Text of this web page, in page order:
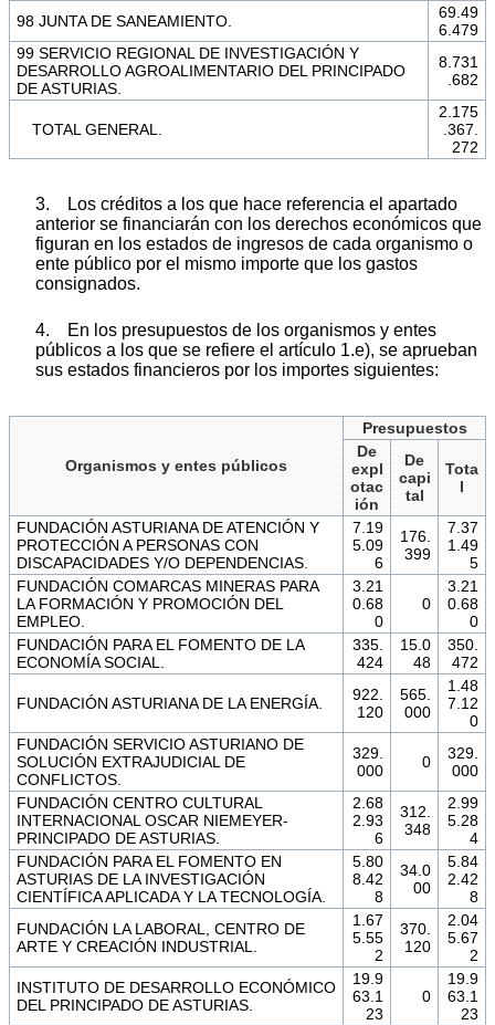
98 JUNTA DE SANEAMIENTO.
69.49
6.479
99 SERVICIO REGIONAL DE INVESTIGACIÓN Y
DESARROLLO AGROALIMENTARIO DEL PRINCIPADO
DE ASTURIAS.
8.731
.682
TOTAL GENERAL.
2.175
.367.
272
3. Los créditos a los que hace referencia el apartado
anterior se financiarán con los derechos económicos que
figuran en los estados de ingresos de cada organismo o
ente público por el mismo importe que los gastos
consignados.
4. En los presupuestos de los organismos y entes
públicos a los que se refiere el artículo 1.e), se aprueban
sus estados financieros por los importes siguientes:
Organismos y entes públicos
Presupuestos
De
expl
otac
ión
De
capi
tal
Tota
l
FUNDACIÓN ASTURIANA DE ATENCIÓN Y
PROTECCIÓN A PERSONAS CON
DISCAPACIDADES Y/O DEPENDENCIAS.
7.19
5.09
6
176.
399
7.37
1.49
5
FUNDACIÓN COMARCAS MINERAS PARA
LA FORMACIÓN Y PROMOCIÓN DEL
EMPLEO.
3.21
0.68
0
0
3.21
0.68
0
FUNDACIÓN PARA EL FOMENTO DE LA
ECONOMÍA SOCIAL.
335.
424
15.0
48
350.
472
FUNDACIÓN ASTURIANA DE LA ENERGÍA.
922.
120
565.
000
1.48
7.12
0
FUNDACIÓN SERVICIO ASTURIANO DE
SOLUCIÓN EXTRAJUDICIAL DE
CONFLICTOS.
329.
000
0
329.
000
FUNDACIÓN CENTRO CULTURAL
INTERNACIONAL OSCAR NIEMEYER-
PRINCIPADO DE ASTURIAS.
2.68
2.93
6
312.
348
2.99
5.28
4
FUNDACIÓN PARA EL FOMENTO EN
ASTURIAS DE LA INVESTIGACIÓN
CIENTÍFICA APLICADA Y LA TECNOLOGÍA.
5.80
8.42
8
34.0
00
5.84
2.42
8
FUNDACIÓN LA LABORAL, CENTRO DE
ARTE Y CREACIÓN INDUSTRIAL.
1.67
5.55
2
370.
120
2.04
5.67
2
INSTITUTO DE DESARROLLO ECONÓMICO
DEL PRINCIPADO DE ASTURIAS.
19.9
63.1
23
0
19.9
63.1
23